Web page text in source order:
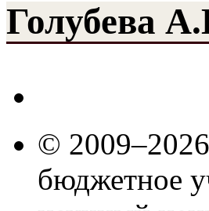
Голубева
© 2009–2026
бюджетное